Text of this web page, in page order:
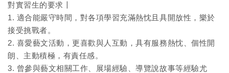
對實習生的要求〡
1. 適合能嚴守時間，對各項學習充滿熱忱且具開放性，樂於
接受挑戰者。
2. 喜愛藝文活動，更喜歡與人互動，具有服務熱忱、個性開
朗、主動積極，有責任感。
3. 曾參與藝文相關工作、展場經驗、導覽說故事等經驗尤